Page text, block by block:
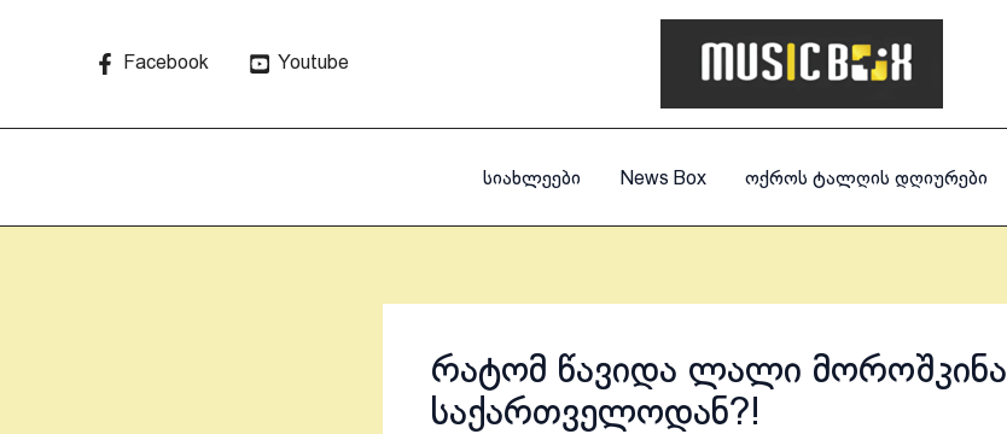
Facebook Youtube
სიახლეები News Box ოქროს ტალღის დღიურები
რატომ წავიდა ლალი მოროშკინა
საქართველოდან?!